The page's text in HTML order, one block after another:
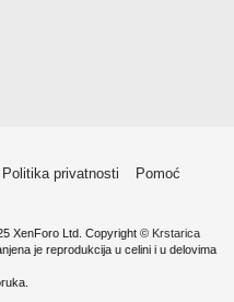
Politika privatnosti
Pomoć
XenForo Ltd. Copyright © Krstarica
je reprodukcija u celini i u delovima